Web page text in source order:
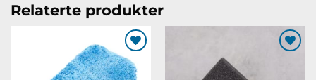
Relaterte produkter
Legg til
ønskeliste